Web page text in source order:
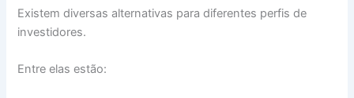
Existem diversas alternativas para diferentes perfis de
investidores.
Entre elas estão: